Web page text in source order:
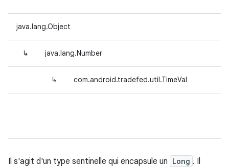
java.lang.Object
↳ java.lang.Number
↳ com.android.tradefed.util.TimeVal
Il s'agit d'un type sentinelle qui encapsule un Long . Il